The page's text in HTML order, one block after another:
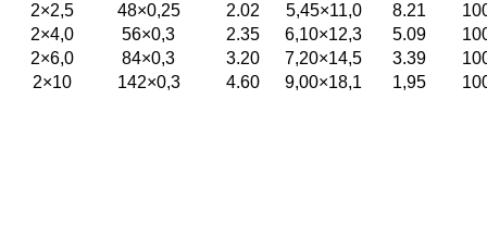
2×2,5
48×0,25 2.02 5,45×11,0 8.21
2×4,0
56×0,3 2.35 6,10×12,3 5.09
2×6,0
84×0,3 3.20 7,20×14,5 3.39
2×10
142×0,3 4.60 9,00×18,1 1,95